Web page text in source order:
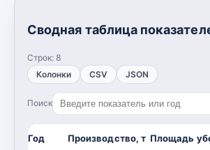
Сводная таблица
Строк: 8
Колонки
CSV JSON
Поиск
Год Производство, т Площадь